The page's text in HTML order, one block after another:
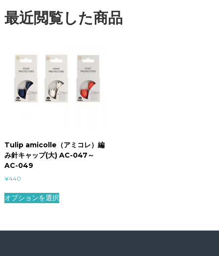
最近閲覧した商品
Tulip amicolle（アミコレ）編
み針キャップ(大) AC-047～
AC-049
¥440
オプションを選択